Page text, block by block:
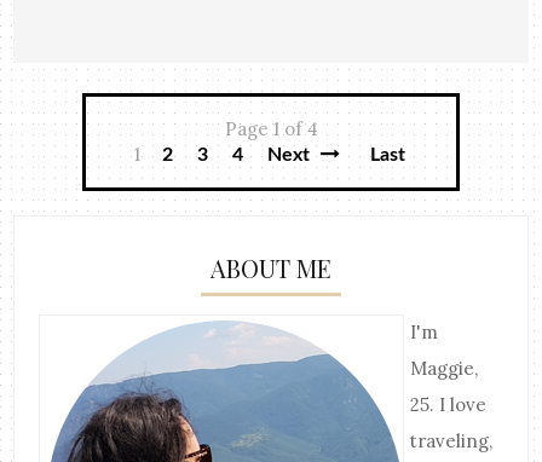
Page 1 of 4
1
2 3 4 Next Last
ABOUT ME
I'm
Maggie,
25. I love
traveling,